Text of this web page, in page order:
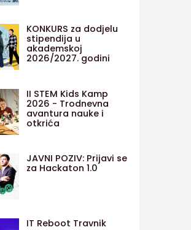
KONKURS za dodjelu
stipendija u
akademskoj
2026/2027. godini
II STEM Kids Kamp
2026 - Trodnevna
avantura nauke i
otkrića
JAVNI POZIV: Prijavi se
za Hackaton 1.0
IT Reboot Travnik